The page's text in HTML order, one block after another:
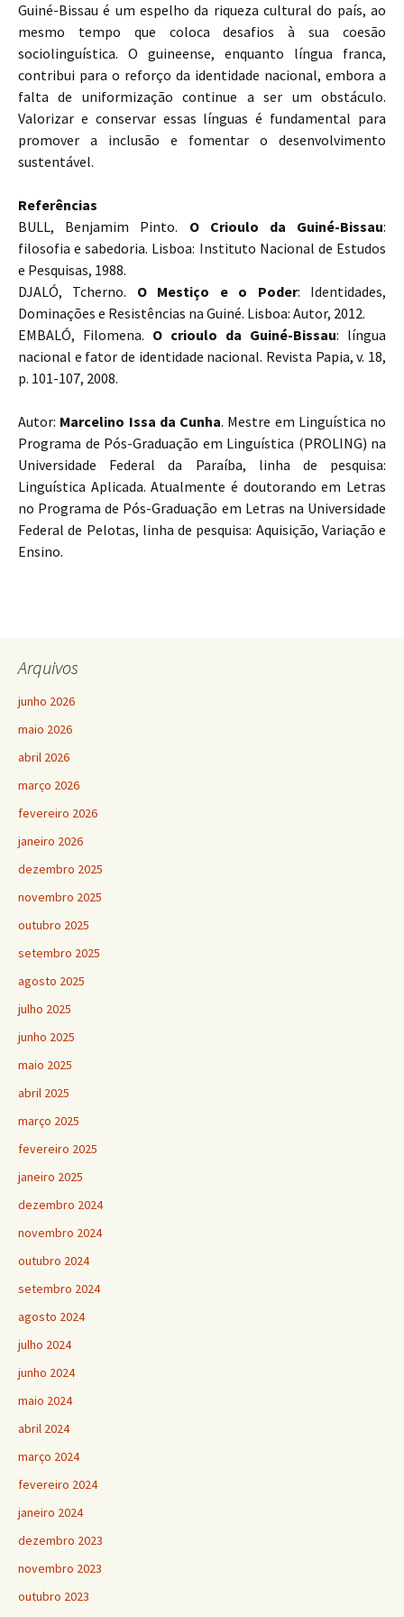
Guiné-Bissau é um espelho da riqueza cultural do país, ao
mesmo tempo que coloca desafios à sua coesão
sociolinguística. O guineense, enquanto língua franca,
contribui para o reforço da identidade nacional, embora a
falta de uniformização continue a ser um obstáculo.
Valorizar e conservar essas línguas é fundamental para
promover a inclusão e fomentar o desenvolvimento
sustentável.
Referências
BULL, Benjamim Pinto. O Crioulo da Guiné-Bissau:
filosofia e sabedoria. Lisboa: Instituto Nacional de Estudos
e Pesquisas, 1988.
DJALÓ, Tcherno. O Mestiço e o Poder: Identidades,
Dominações e Resistências na Guiné. Lisboa: Autor, 2012.
EMBALÓ, Filomena. O crioulo da Guiné-Bissau: língua
nacional e fator de identidade nacional. Revista Papia, v. 18,
p. 101-107, 2008.
Autor: Marcelino Issa da Cunha. Mestre em Linguística no
Programa de Pós-Graduação em Linguística (PROLING) na
Universidade Federal da Paraíba, linha de pesquisa:
Linguística Aplicada. Atualmente é doutorando em Letras
no Programa de Pós-Graduação em Letras na Universidade
Federal de Pelotas, linha de pesquisa: Aquisição, Variação e
Ensino.
Arquivos
junho 2026
maio 2026
abril 2026
março 2026
fevereiro 2026
janeiro 2026
dezembro 2025
novembro 2025
outubro 2025
setembro 2025
agosto 2025
julho 2025
junho 2025
maio 2025
abril 2025
março 2025
fevereiro 2025
janeiro 2025
dezembro 2024
novembro 2024
outubro 2024
setembro 2024
agosto 2024
julho 2024
junho 2024
maio 2024
abril 2024
março 2024
fevereiro 2024
janeiro 2024
dezembro 2023
novembro 2023
outubro 2023